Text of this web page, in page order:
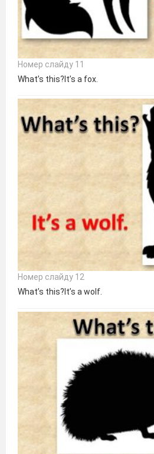
Номер слайду 11
What’s this?It’s a fox.
Номер слайду 12
What’s this?It’s a wolf.